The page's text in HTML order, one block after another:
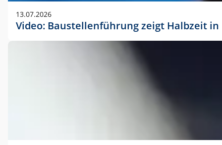
13.07.2026
Video: Baustellenführung zeigt Halbzeit